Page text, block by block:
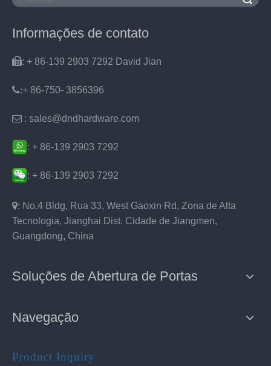
Informações de contato
: + 86-139 2903 7292 David Jian
:+ 86-750- 3856396
 : sales@dndhardware.com
: + 86-139 2903 7292
: + 86-139 2903 7292
: No.4 Bldg, Rua 33, West Gaoxin Rd, Zona de Alta
Tecnologia, Jianghai Dist. Cidade de Jiangmen,
Guangdong, China
Soluções de Abertura de Portas
Navegação
Product Inquiry